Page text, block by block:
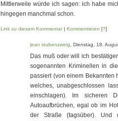
Mittlerweile würde ich sagen: ich habe
hingegen manchmal schon.
Link zu diesem Kommentar| Kommentieren [?]
jean stubenzweig , Dienstag, 18.
Das muß oder will ich
sogenannten Kriminellen in
passiert (von einem Bekannten
welches, unabgeschlossen
einschlagen). Im sicheren
Autoaufbrüchen, egal ob im
der Straße (tagsüber).